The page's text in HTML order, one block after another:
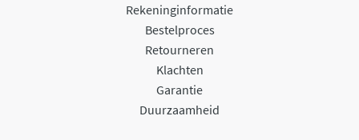
Rekeninginformatie
Bestelproces
Retourneren
Klachten
Garantie
Duurzaamheid